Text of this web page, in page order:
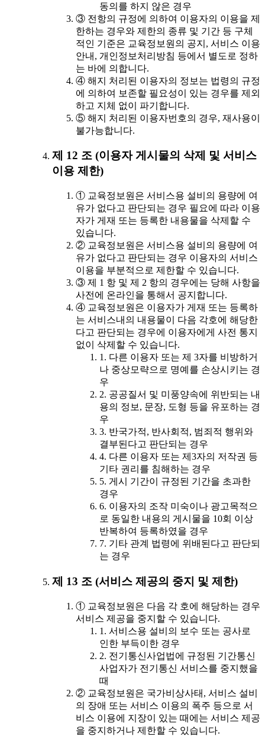
동의를 하지 않은 경우
③ 전항의 규정에 의하여 이용자의 이용을 제
한하는 경우와 제한의 종류 및 기간 등 구체
적인 기준은 교육정보원의 공지, 서비스 이용
안내, 개인정보처리방침 등에서 별도로 정하
는 바에 의합니다.
④ 해지 처리된 이용자의 정보는 법령의 규정
에 의하여 보존할 필요성이 있는 경우를 제외
하고 지체 없이 파기합니다.
⑤ 해지 처리된 이용자번호의 경우, 재사용이
불가능합니다.
제 12 조 (이용자 게시물의 삭제 및 서비스
이용 제한)
① 교육정보원은 서비스용 설비의 용량에 여
유가 없다고 판단되는 경우 필요에 따라 이용
자가 게재 또는 등록한 내용물을 삭제할 수
있습니다.
② 교육정보원은 서비스용 설비의 용량에 여
유가 없다고 판단되는 경우 이용자의 서비스
이용을 부분적으로 제한할 수 있습니다.
③ 제 1 항 및 제 2 항의 경우에는 당해 사항을
사전에 온라인을 통해서 공지합니다.
④ 교육정보원은 이용자가 게재 또는 등록하
는 서비스내의 내용물이 다음 각호에 해당한
다고 판단되는 경우에 이용자에게 사전 통지
없이 삭제할 수 있습니다.
1. 다른 이용자 또는 제 3자를 비방하거
나 중상모략으로 명예를 손상시키는 경
우
2. 공공질서 및 미풍양속에 위반되는 내
용의 정보, 문장, 도형 등을 유포하는 경
우
3. 반국가적, 반사회적, 범죄적 행위와
결부된다고 판단되는 경우
4. 다른 이용자 또는 제3자의 저작권 등
기타 권리를 침해하는 경우
5. 게시 기간이 규정된 기간을 초과한
경우
6. 이용자의 조작 미숙이나 광고목적으
로 동일한 내용의 게시물을 10회 이상
반복하여 등록하였을 경우
7. 기타 관계 법령에 위배된다고 판단되
는 경우
제 13 조 (서비스 제공의 중지 및 제한)
① 교육정보원은 다음 각 호에 해당하는 경우
서비스 제공을 중지할 수 있습니다.
1. 서비스용 설비의 보수 또는 공사로
인한 부득이한 경우
2. 전기통신사업법에 규정된 기간통신
사업자가 전기통신 서비스를 중지했을
때
② 교육정보원은 국가비상사태, 서비스 설비
의 장애 또는 서비스 이용의 폭주 등으로 서
비스 이용에 지장이 있는 때에는 서비스 제공
을 중지하거나 제한할 수 있습니다.